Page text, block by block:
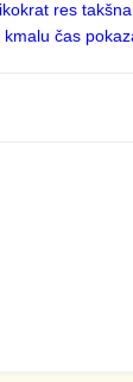
res
kmalu čas